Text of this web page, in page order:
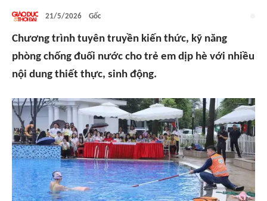
21/5/2026 Gốc
Chương trình tuyên truyền kiến thức, kỹ năng
phòng chống đuối nước cho trẻ em dịp hè với nhiều
nội dung thiết thực, sinh động.